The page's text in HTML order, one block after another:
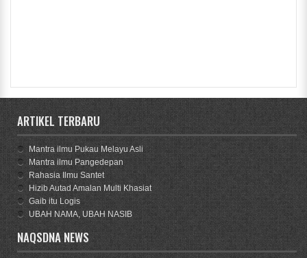
ARTIKEL TERBARU
Mantra ilmu Pukau Melayu Asli
Mantra ilmu Pangedepan
Rahasia Ilmu Santet
Hizib Autad Amalan Multi Khasiat
Gaib itu Logis
UBAH NAMA, UBAH NASIB
NAQSDNA NEWS